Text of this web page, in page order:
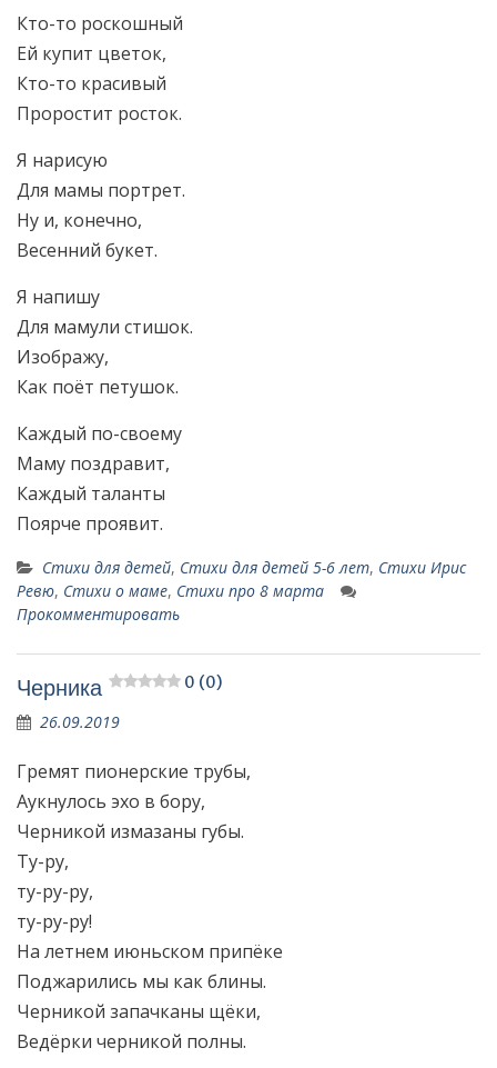
Кто-то роскошный
Ей купит цветок,
Кто-то красивый
Проростит росток.
Я нарисую
Для мамы портрет.
Ну и, конечно,
Весенний букет.
Я напишу
Для мамули стишок.
Изображу,
Как поёт петушок.
Каждый по-своему
Маму поздравит,
Каждый таланты
Поярче проявит.
Стихи для детей, Стихи для детей 5-6 лет, Стихи Ирис
Ревю, Стихи о маме, Стихи про 8 марта
Прокомментировать
Черника 0 (0)
26.09.2019
Гремят пионерские трубы,
Аукнулось эхо в бору,
Черникой измазаны губы.
Ту-ру,
ту-ру-ру,
ту-ру-ру!
На летнем июньском припёке
Поджарились мы как блины.
Черникой запачканы щёки,
Ведёрки черникой полны.